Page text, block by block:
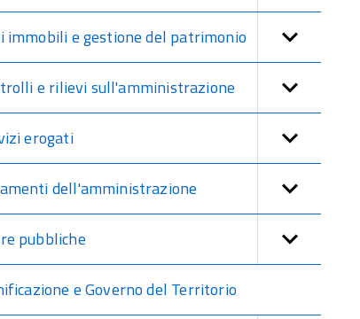
immobili e gestione del patrimonio
e rilievi sull'amministrazione
erogati
dell'amministrazione
pubbliche
e Governo del Territorio